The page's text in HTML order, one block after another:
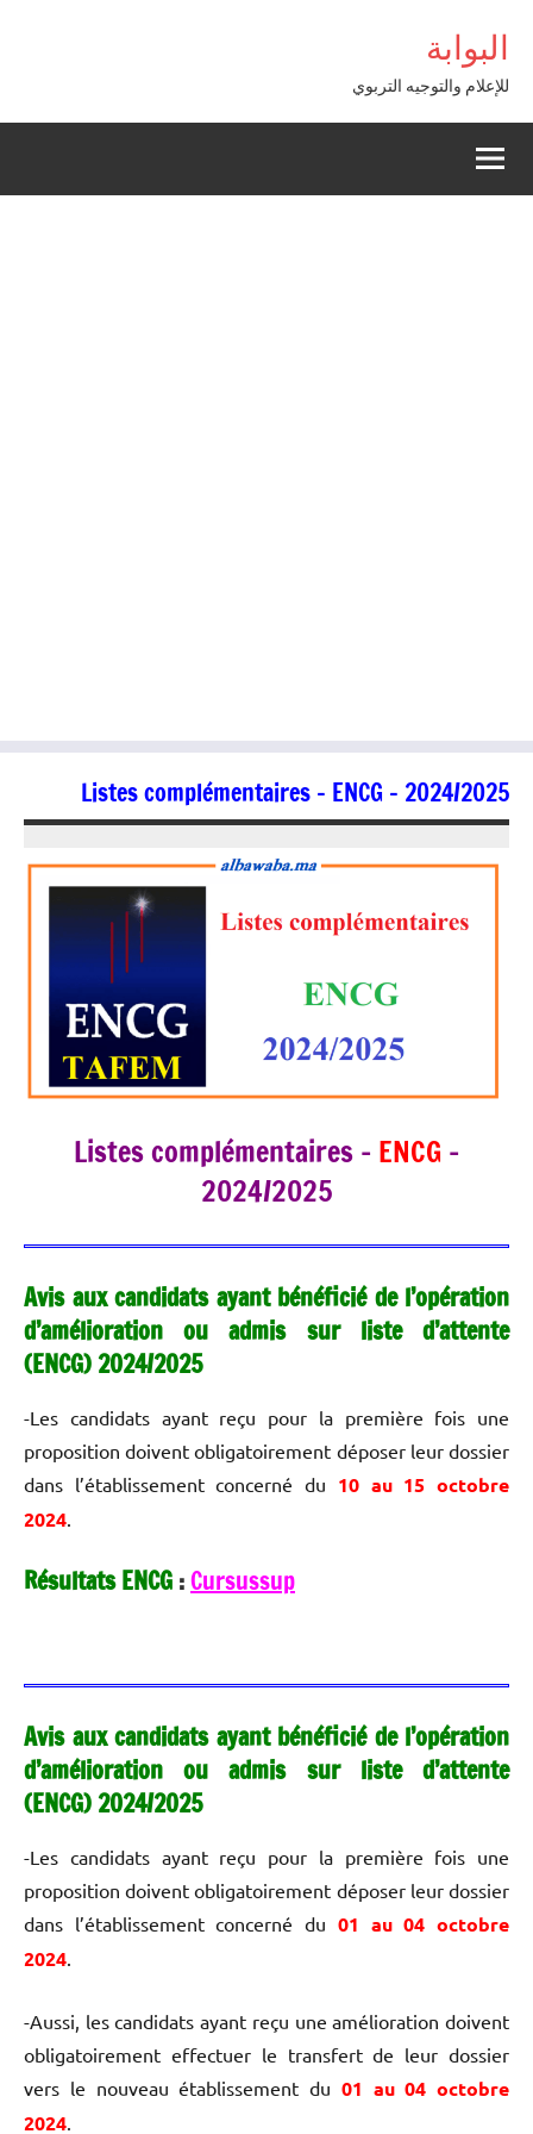
contenu
البوابة
للإعلام والتوجيه التربوي
Listes complémentaires – ENCG – 2024/2025
Listes complémentaires – ENCG –
2024/2025
Avis aux candidats ayant bénéficié de l’opération
d’amélioration ou admis sur liste d’attente
(ENCG) 2024/2025
-Les candidats ayant reçu pour la première fois une
proposition doivent obligatoirement déposer leur dossier
dans l’établissement concerné du 10 au 15 octobre
2024
Résultats ENCG :Cursussup
Avis aux candidats ayant bénéficié de l’opération
d’amélioration ou admis sur liste d’attente
(ENCG) 2024/2025
-Les candidats ayant reçu pour la première fois une
proposition doivent obligatoirement déposer leur dossier
dans l’établissement concerné du 01 au 04 octobre
2024
-Aussi, les candidats ayant reçu une amélioration doivent
obligatoirement effectuer le transfert de leur dossier
vers le nouveau établissement du 01 au 04 octobre
2024